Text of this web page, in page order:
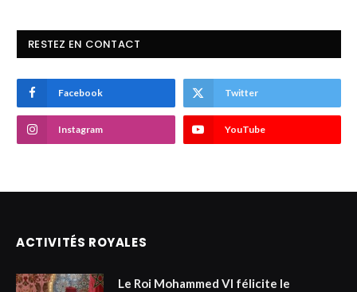
RESTEZ EN CONTACT
Facebook Twitter
Instagram YouTube
ACTIVITÉS ROYALES
Le Roi Mohammed VI félicite le